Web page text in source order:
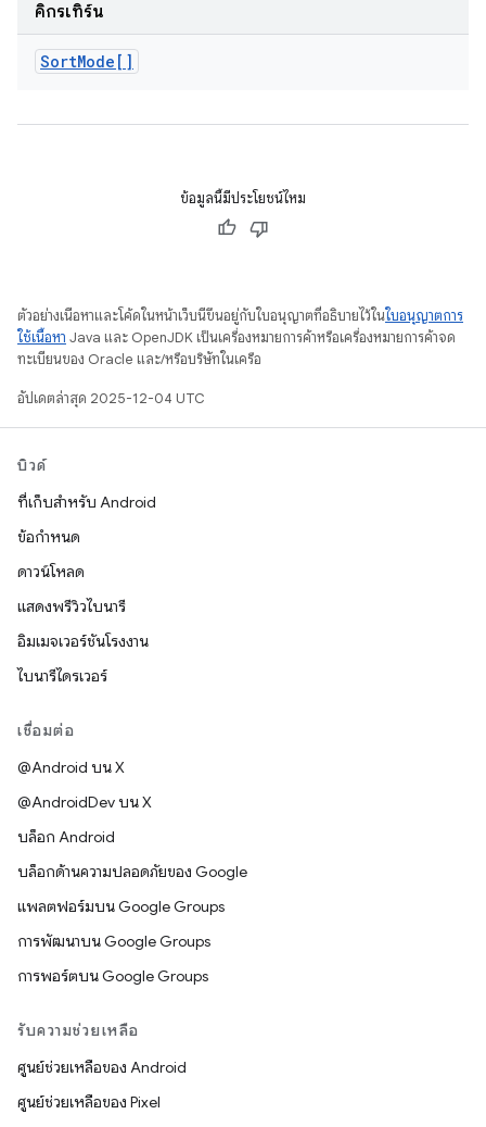
คิกรีเทิร์น
SortMode[]
ข้อมูลนี้มีประโยชน์ไหม
ตัวอย่างเนื้อหาและโค้ดในหน้าเว็บนี้ขึ้นอยู่กับใบอนุญาตที่อธิบายไว้ในใบอนุญาตการ
ใช้เนื้อหา Java และ OpenJDK เป็นเครื่องหมายการค้าหรือเครื่องหมายการค้าจด
ทะเบียนของ Oracle และ/หรือบริษัทในเครือ
อัปเดตล่าสุด 2025-12-04 UTC
บิวด์
ที่เก็บสำหรับ Android
ข้อกำหนด
ดาวน์โหลด
แสดงพรีวิวไบนารี
อิมเมจเวอร์ชันโรงงาน
ไบนารีไดรเวอร์
เชื่อมต่อ
@Android บน X
@AndroidDev บน X
บล็อก Android
บล็อกด้านความปลอดภัยของ Google
แพลตฟอร์มบน Google Groups
การพัฒนาบน Google Groups
การพอร์ตบน Google Groups
รับความช่วยเหลือ
ศูนย์ช่วยเหลือของ Android
ศูนย์ช่วยเหลือของ Pixel